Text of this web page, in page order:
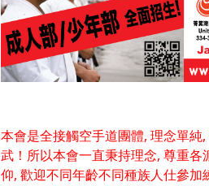
本會是全接觸空手道團體, 理念單純
武！所以本會一直秉持理念, 尊重各
仰, 歡迎不同年齡不同種族人仕參加